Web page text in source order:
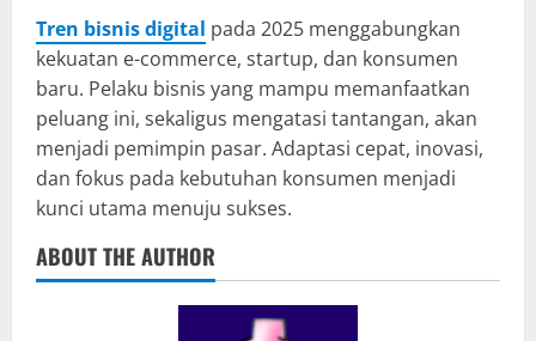
Tren bisnis digital pada 2025 menggabungkan
kekuatan e-commerce, startup, dan konsumen
baru. Pelaku bisnis yang mampu memanfaatkan
peluang ini, sekaligus mengatasi tantangan, akan
menjadi pemimpin pasar. Adaptasi cepat, inovasi,
dan fokus pada kebutuhan konsumen menjadi
kunci utama menuju sukses.
ABOUT THE AUTHOR